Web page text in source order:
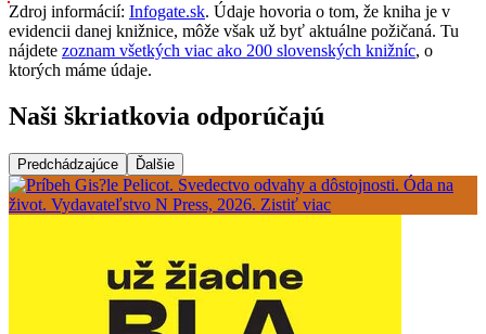
Zdroj informácií: Infogate.sk. Údaje hovoria o tom, že kniha je v
evidencii danej knižnice, môže však už byť aktuálne požičaná. Tu
nájdete zoznam všetkých viac ako 200 slovenských knižníc, o
ktorých máme údaje.
Naši škriatkovia odporúčajú
Predchádzajúce Ďalšie